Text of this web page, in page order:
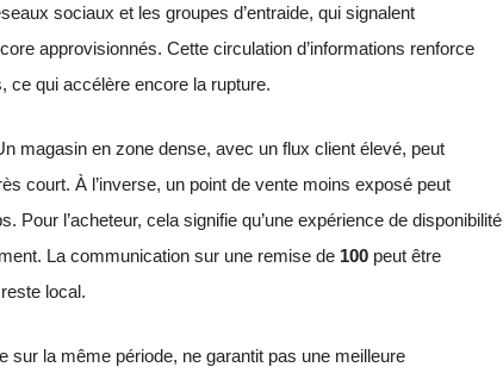
sociaux et les groupes d’entraide, qui signalent
approvisionnés. Cette circulation d’informations renforce
ce qui accélère encore la rupture.
magasin en zone dense, avec un flux client élevé, peut
court. À l’inverse, un point de vente moins exposé peut
Pour l’acheteur, cela signifie qu’une expérience de disponibilité
La communication sur une remise de 100 peut être
local.
sur la même période, ne garantit pas une meilleure